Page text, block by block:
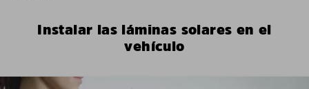
Instalar las láminas solares en el
vehículo